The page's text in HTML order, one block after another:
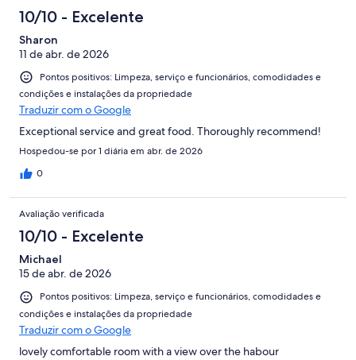
10/10 - Excelente
Sharon
11 de abr. de 2026
Pontos positivos: Limpeza, serviço e funcionários, comodidades e
condições e instalações da propriedade
Traduzir com o Google
Exceptional service and great food. Thoroughly recommend!
Hospedou-se por 1 diária em abr. de 2026
0
Avaliação verificada
10/10 - Excelente
Michael
15 de abr. de 2026
Pontos positivos: Limpeza, serviço e funcionários, comodidades e
condições e instalações da propriedade
Traduzir com o Google
lovely comfortable room with a view over the habour